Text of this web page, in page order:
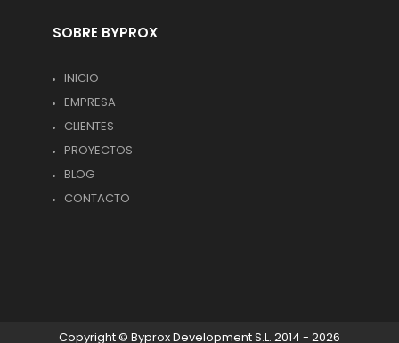
SOBRE BYPROX
INICIO
EMPRESA
CLIENTES
PROYECTOS
BLOG
CONTACTO
Copyright © Byprox Development S.L. 2014 - 2026